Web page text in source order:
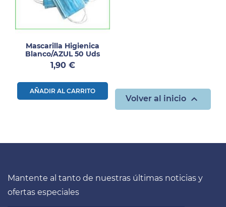
Mascarilla Higienica
Blanco/AZUL 50 Uds
Precio
1,90 €
AÑADIR AL CARRITO
Volver al inicio 
Mantente al tanto de nuestras últimas noticias y
ofertas especiales